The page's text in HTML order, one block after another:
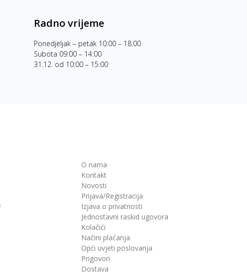
Radno vrijeme
Ponedjeljak – petak 10:00 – 18:00
Subota 09:00 – 14:00
31.12. od 10:00 – 15:00
O nama
Kontakt
Novosti
Prijava/Registracija
Izjava o privatnosti
Jednostavni raskid ugovora
Kolačići
Načini plaćanja
Opći uvjeti poslovanja
Prigovori
Dostava